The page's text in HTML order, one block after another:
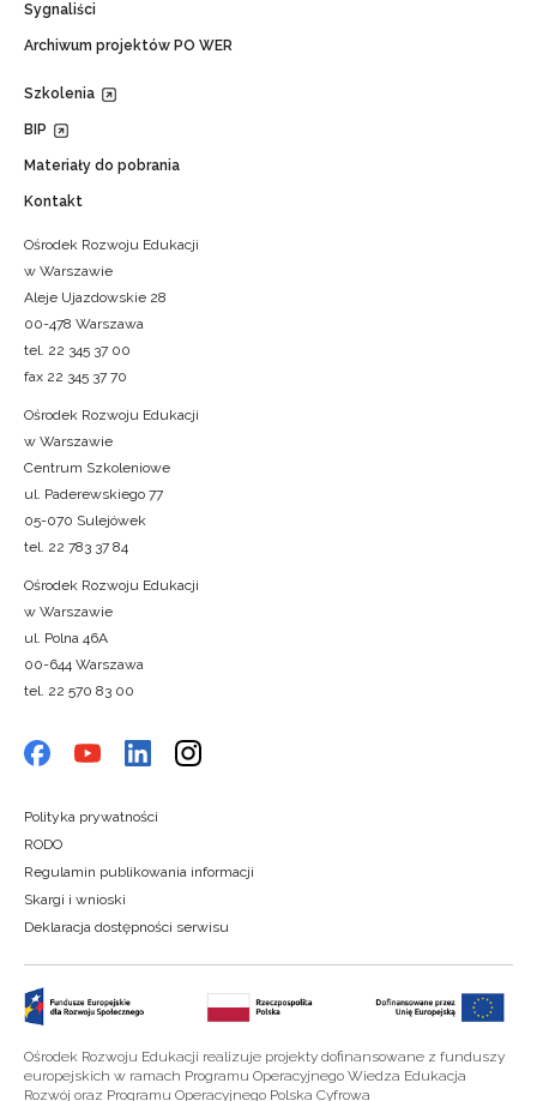
Sygnaliści
Archiwum projektów PO WER
Szkolenia
BIP
Materiały do pobrania
Kontakt
Ośrodek Rozwoju Edukacji
w Warszawie
Aleje Ujazdowskie 28
00-478 Warszawa
tel. 22 345 37 00
fax 22 345 37 70
Ośrodek Rozwoju Edukacji
w Warszawie
Centrum Szkoleniowe
ul. Paderewskiego 77
05-070 Sulejówek
tel. 22 783 37 84
Ośrodek Rozwoju Edukacji
w Warszawie
ul. Polna 46A
00-644 Warszawa
tel. 22 570 83 00
Polityka prywatności
RODO
Regulamin publikowania informacji
Skargi i wnioski
Deklaracja dostępności serwisu
Ośrodek Rozwoju Edukacji realizuje projekty dofinansowane z funduszy
europejskich w ramach Programu Operacyjnego Wiedza Edukacja
Rozwój oraz Programu Operacyjnego Polska Cyfrowa